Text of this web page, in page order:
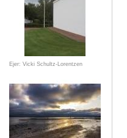
Ejer: Vicki Schultz-Lorentzen